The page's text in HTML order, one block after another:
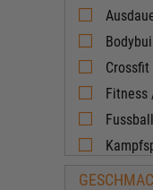
Crossfit
Fitness
Fussball